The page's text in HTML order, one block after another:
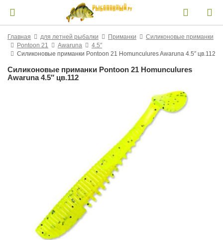
Главная для летней рыбалки Приманки
Силиконовые приманки
Pontoon 21
Awaruna
4.5″
Силиконовые приманки Pontoon 21 Homunculures Awaruna 4.5″ цв.112
Силиконовые приманки Pontoon 21 Homunculures
Awaruna 4.5″ цв.112